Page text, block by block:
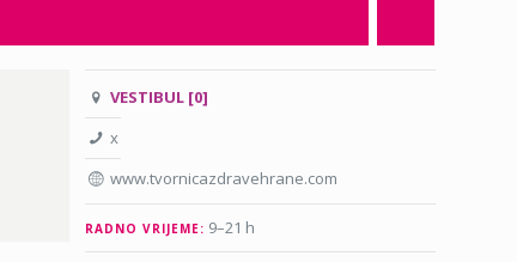
VESTIBUL [0]
x
www.tvornicazdravehrane.com
RADNO VRIJEME: 9–21 h